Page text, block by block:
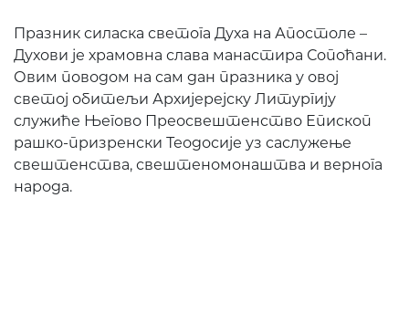
Празник силаска светога Духа на Апостоле –
Духови је храмовна слава манастира Сопоћани.
Овим поводом на сам дан празника у овој
светој обитељи Архијерејску Литургију
служиће Његово Преосвештенство Епископ
рашко-призренски Теодосије уз саслужење
свештенства, свештеномонаштва и вернога
народа.